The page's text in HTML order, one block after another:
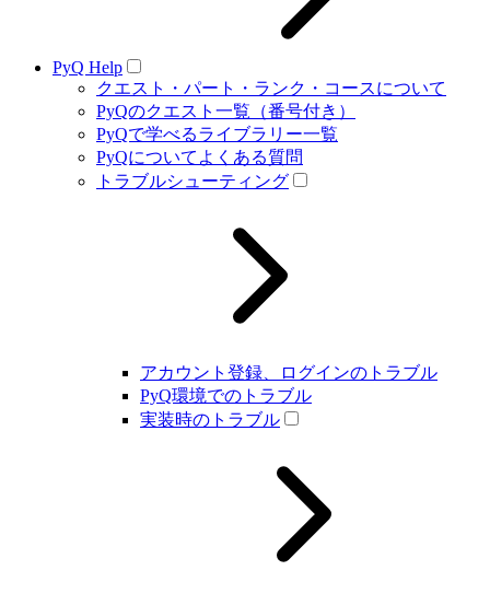
PyQ Help
クエスト・パート・ランク・コースについて
PyQのクエスト一覧（番号付き）
PyQで学べるライブラリー一覧
PyQについてよくある質問
トラブルシューティング
アカウント登録、ログインのトラブル
PyQ環境でのトラブル
実装時のトラブル